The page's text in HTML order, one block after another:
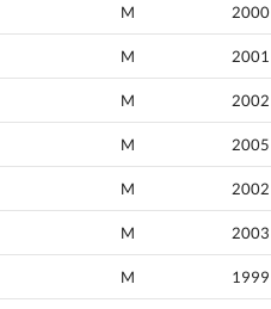
M 2000
M 2001
M 2002
M 2005
M 2002
M 2003
M 1999